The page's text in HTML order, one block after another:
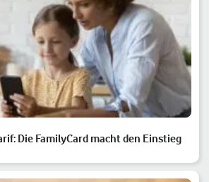
Die FamilyCard macht den Einstieg